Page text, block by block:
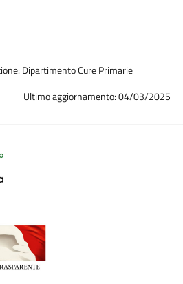
Dipartimento Cure Primarie
Ultimo aggiornamento: 04/03/2025